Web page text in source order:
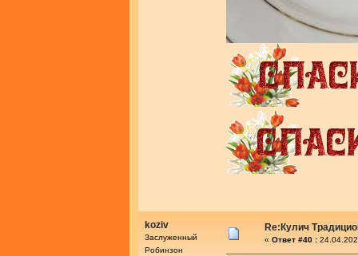
koziv
Заслуженный
Робинзон
Re:Кулич
« Ответ #40 :